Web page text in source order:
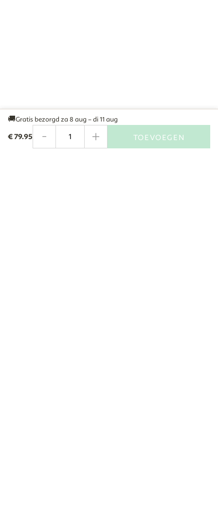
🚚Gratis bezorgd za 8 aug – di 11 aug
€79.95 - + TOEVOEGEN